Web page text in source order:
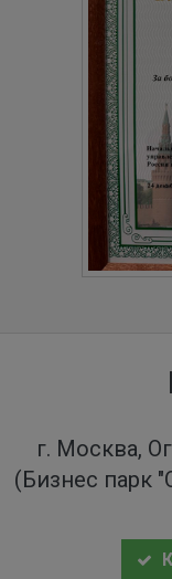
г. Москва,
(Бизнес парк